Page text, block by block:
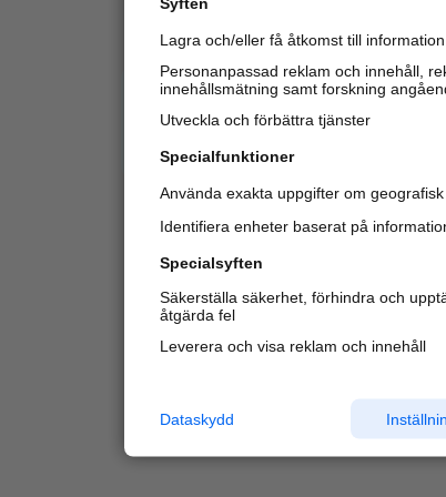
Varje vecka besöker du och 4
oss för att hitta rätt lokal
Lagra och/eller få åtkomst till
Personanpassad reklam och innehåll,
innehållsmätning samt forskning
Utveckla och förbättra tjänster
Specialfunktioner
Använda exakta uppgifter om
Identifiera enheter baserat på
Specialsyften
Säkerställa säkerhet, förhindra och
åtgärda fel
Leverera och visa reklam och innehåll
Dataskydd